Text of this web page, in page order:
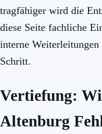
tragfähiger wird die
diese Seite fachliche
interne Weiterleitungen
Schritt.
Vertiefung:
Altenburg